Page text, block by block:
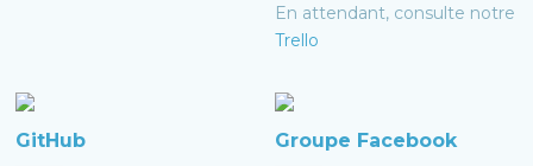
En attendant, consulte notre
Trello
GitHub Groupe Facebook